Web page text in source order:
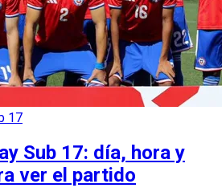
17
Sub 17: día, hora y
ver el partido